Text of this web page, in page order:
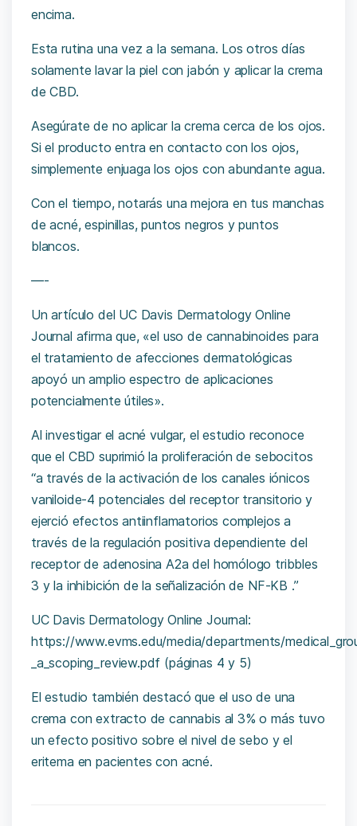
encima.
Esta rutina una vez a la semana. Los otros días
solamente lavar la piel con jabón y aplicar la crema
de CBD.
Asegúrate de no aplicar la crema cerca de los ojos.
Si el producto entra en contacto con los ojos,
simplemente enjuaga los ojos con abundante agua.
Con el tiempo, notarás una mejora en tus manchas
de acné, espinillas, puntos negros y puntos
blancos.
—-
Un artículo del UC Davis Dermatology Online
Journal afirma que, «el uso de cannabinoides para
el tratamiento de afecciones dermatológicas
apoyó un amplio espectro de aplicaciones
potencialmente útiles».
Al investigar el acné vulgar, el estudio reconoce
que el CBD suprimió la proliferación de sebocitos
“a través de la activación de los canales iónicos
vaniloide-4 potenciales del receptor transitorio y
ejerció efectos antiinflamatorios complejos a
través de la regulación positiva dependiente del
receptor de adenosina A2a del homólogo tribbles
3 y la inhibición de la señalización de NF-KB .”
UC Davis Dermatology Online Journal:
https://www.evms.edu/media/departments/
_a_scoping_review.pdf (páginas 4 y 5)
El estudio también destacó que el uso de una
crema con extracto de cannabis al 3% o más tuvo
un efecto positivo sobre el nivel de sebo y el
eritema en pacientes con acné.